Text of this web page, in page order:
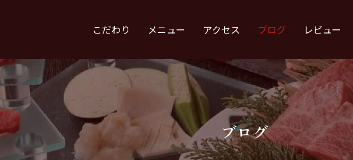
こだわり メニュー アクセス ブログ レビュー
ブログ